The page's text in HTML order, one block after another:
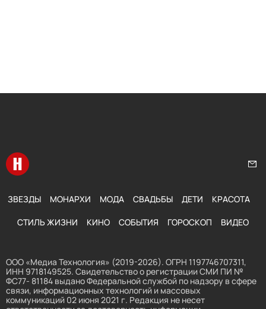
Перейти на главную
ЗВЕЗДЫ МОНАРХИ МОДА СВАДЬБЫ ДЕТИ КРАСОТА
СТИЛЬ ЖИЗНИ КИНО СОБЫТИЯ ГОРОСКОП ВИДЕО
ООО «Медиа Технология» (2019-2026). ОГРН 1197746707311,
ИНН 9718149525. Свидетельство о регистрации СМИ ПИ №
ФС77- 81184 выдано Федеральной службой по надзору в сфере
связи, информационных технологий и массовых
коммуникаций 02 июня 2021 г. Редакция не несет